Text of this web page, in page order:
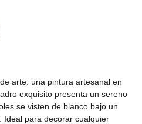
arte: una pintura artesanal en
exquisito presenta un sereno
se visten de blanco bajo un
Ideal para decorar cualquier